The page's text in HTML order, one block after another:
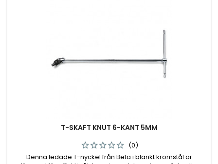
T-SKAFT KNUT 6-KANT 5MM
(0)
Denna ledade T-nyckel från Beta i blankt kromstål är